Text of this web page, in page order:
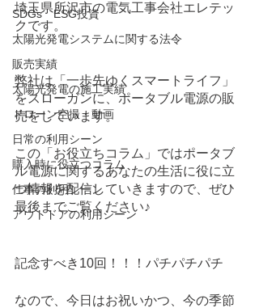
SDGs ESG投資
太陽光発電システムに関する法令
販売実績
太陽光発電の施工実績
ドローン空撮・動画
日常の利用シーン
購入時に役立つコラム
仕事の利用シーン
アウトドアの利用シーン
埼玉県所沢市の電気工事会社エレテッ
クです。
弊社は「一歩先ゆくスマートライフ」
をスローガンに、ポータブル電源の販
売をしています。
この「お役立ちコラム」ではポータブ
ル電源に関するあなたの生活に役に立
つ情報を配信していきますので、ぜひ
最後までご覧ください♪
記念すべき10回！！！パチパチパチ
なので、今日はお祝いかつ、今の季節